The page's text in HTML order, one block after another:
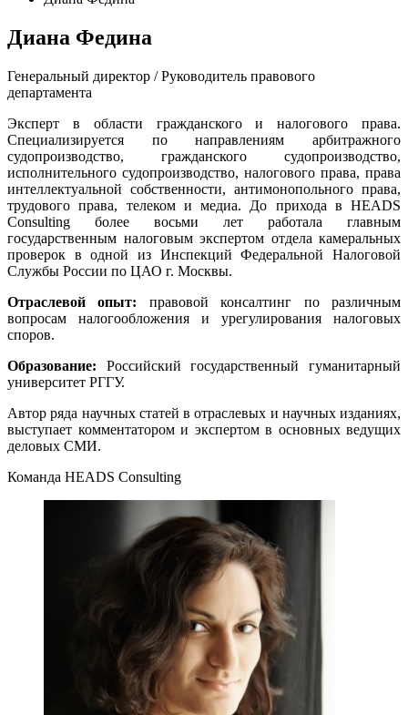
Диана Федина
Генеральный директор / Руководитель правового
департамента
Эксперт в области гражданского и налогового права.
Специализируется по направлениям арбитражного
судопроизводство, гражданского судопроизводство,
исполнительного судопроизводство, налогового права, права
интеллектуальной собственности, антимонопольного права,
трудового права, телеком и медиа. До прихода в HEADS
Consulting более восьми лет работала главным
государственным налоговым экспертом отдела камеральных
проверок в одной из Инспекций Федеральной Налоговой
Службы России по ЦАО г. Москвы.
Отраслевой опыт: правовой консалтинг по различным
вопросам налогообложения и урегулирования налоговых
споров.
Образование: Российский государственный гуманитарный
университет РГГУ.
Автор ряда научных статей в отраслевых и научных изданиях,
выступает комментатором и экспертом в основных ведущих
деловых СМИ.
Команда HEADS Consulting